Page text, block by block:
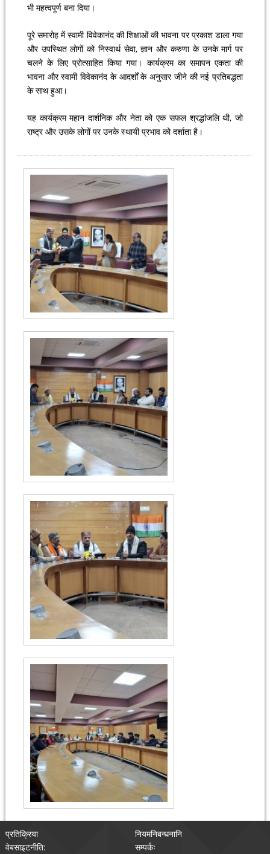
भी महत्वपूर्ण बना दिया।
पूरे समारोह में स्वामी विवेकानंद की शिक्षाओं की भावना पर प्रकाश डाला गया
और उपस्थित लोगों को निस्वार्थ सेवा, ज्ञान और करुणा के उनके मार्ग पर
चलने के लिए प्रोत्साहित किया गया। कार्यक्रम का समापन एकता की
भावना और स्वामी विवेकानंद के आदर्शों के अनुसार जीने की नई प्रतिबद्धता
के साथ हुआ।
यह कार्यक्रम महान दार्शनिक और नेता को एक सफल श्रद्धांजलि थी, जो
राष्ट्र और उसके लोगों पर उनके स्थायी प्रभाव को दर्शाता है।
प्रतिक्रिया
नियमनिबन्धनानि
वेबसाइटनीति:
सम्पर्कः